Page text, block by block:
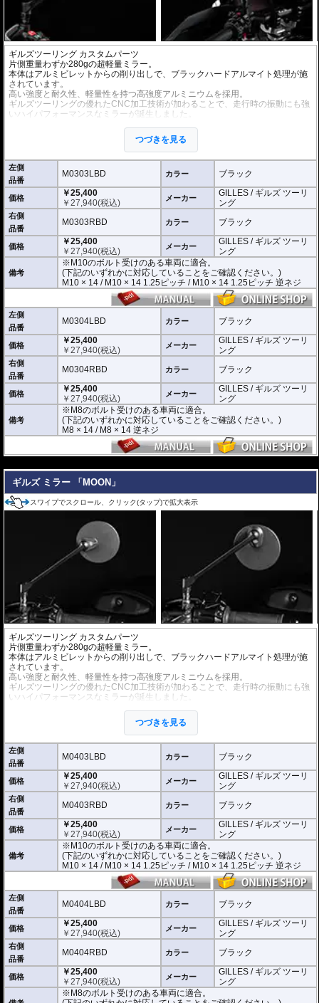
ギルズツーリング カスタムパーツ
片側重量わずか280gの超軽量ミラー。
本体はアルミビレットからの削り出しで、ブラックハードアルマイト処理が施
されています。
高い強度と耐久性、軽量性を持つ高強度アルミニウムを採用。
ギルズツーリングの優れたCNC加工技術が加わることで、走行時の振動にも強
いハイパフォーマンスなミラーが誕生しました。
付属アダプターは汎用性が高く、多くの車種にご利用いただけます。
※車検対応
※左右別売
※商品は汎用品です。
(取付確認がされているものは下記の適合検索で適合品番をご確認いただけま
す。)
M0303LBD / M0303RBD : M10のボルト受けのある車両に適合
※車体側のミラーの取り付け部分が下記のいずれかのネジに対応していること
をご確認ください。
M10 × 14 / M10 × 14 1.25ピッチ / M10 × 14 1.25ピッチ 逆ネジ
M0304LBD / M0304RBD : M8のボルト受けのある車両に適合
※車体側のミラーの取り付け部分が下記のいずれかのネジに対応していること
M8 × 14 / M8 × 14 逆ネジ
※取付箇所の状況や干渉するものがないかなど、あらかじめ寸法図を参考に実
車にて事前にご確認願います。
つづきを見る
左側
品番
M0303LBD カラー ブラック
価格
￥25,400
￥27,940(税込) メーカー
GILLES / ギルズ ツーリ
ング
右側
品番
M0303RBD カラー ブラック
価格
￥25,400
￥27,940(税込) メーカー
GILLES / ギルズ ツーリ
ング
備考
※M10のボルト受けのある車両に適合。
(下記のいずれかに対応していることをご確認ください。)
M10 × 14 / M10 × 14 1.25ピッチ / M10 × 14 1.25ピッチ 逆ネジ
左側
品番
M0304LBD カラー ブラック
価格
￥25,400
￥27,940(税込) メーカー
GILLES / ギルズ ツーリ
ング
右側
品番
M0304RBD カラー ブラック
価格
￥25,400
￥27,940(税込) メーカー
GILLES / ギルズ ツーリ
ング
備考
※M8のボルト受けのある車両に適合。
(下記のいずれかに対応していることをご確認ください。)
M8 × 14 / M8 × 14 逆ネジ
ギルズ ミラー 「MOON」
スワイプでスクロール、クリック(タップ)で拡大表示
ギルズツーリング カスタムパーツ
片側重量わずか280gの超軽量ミラー。
本体はアルミビレットからの削り出しで、ブラックハードアルマイト処理が施
されています。
高い強度と耐久性、軽量性を持つ高強度アルミニウムを採用。
ギルズツーリングの優れたCNC加工技術が加わることで、走行時の振動にも強
いハイパフォーマンスなミラーが誕生しました。
付属アダプターは汎用性が高く、多くの車種にご利用いただけます。
※車検対応
※左右別売
※商品は汎用品です。
(取付確認がされているものは下記の適合検索で適合品番をご確認いただけま
す。)
M0403LBD / M0403RBD : M10のボルト受けのある車両に適合
※車体側のミラーの取り付け部分が下記のいずれかのネジに対応していること
をご確認ください。
M10 × 14 / M10 × 14 1.25ピッチ / M10 × 14 1.25ピッチ 逆ネジ
M0404LBD / M0404RBD : M8のボルト受けのある車両に適合
※車体側のミラーの取り付け部分が下記のいずれかのネジに対応していること
M8 × 14 / M8 × 14 逆ネジ
※取付箇所の状況や干渉するものがないかなど、あらかじめ寸法図を参考に実
車にて事前にご確認願います。
つづきを見る
左側
品番
M0403LBD カラー ブラック
価格
￥25,400
￥27,940(税込) メーカー
GILLES / ギルズ ツーリ
ング
右側
品番
M0403RBD カラー ブラック
価格
￥25,400
￥27,940(税込) メーカー
GILLES / ギルズ ツーリ
ング
備考
※M10のボルト受けのある車両に適合。
(下記のいずれかに対応していることをご確認ください。)
M10 × 14 / M10 × 14 1.25ピッチ / M10 × 14 1.25ピッチ 逆ネジ
左側
品番
M0404LBD カラー ブラック
価格
￥25,400
￥27,940(税込) メーカー
GILLES / ギルズ ツーリ
ング
右側
品番
M0404RBD カラー ブラック
価格
￥25,400
￥27,940(税込) メーカー
GILLES / ギルズ ツーリ
ング
※M8のボルト受けのある車両に適合。